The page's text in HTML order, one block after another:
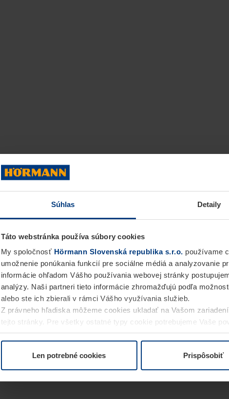
Súhlas Detaily
Táto webstránka používa súbory cookies
My spoločnosť Hörmann Slovenská republika s.r.o. používame
umožnenie ponúkania funkcií pre sociálne médiá a analyzovanie
informácie ohľadom Vášho používania webovej stránky
analýzy. Naši partneri tieto informácie zhromažďujú podľa
alebo ste ich zbierali v rámci Vášho využívania služieb.
Z právneho hľadiska môžeme cookies ukladať na Vašom
tejto stránky. Pre všetky ostatné typy cookie potrebujeme Vaše
alebo odvolať vo vysvetlení cookie na stránkeVyhlásenie o
Len potrebné cookies Prispôsobiť